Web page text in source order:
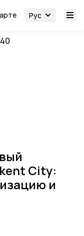
Рус
City:
и